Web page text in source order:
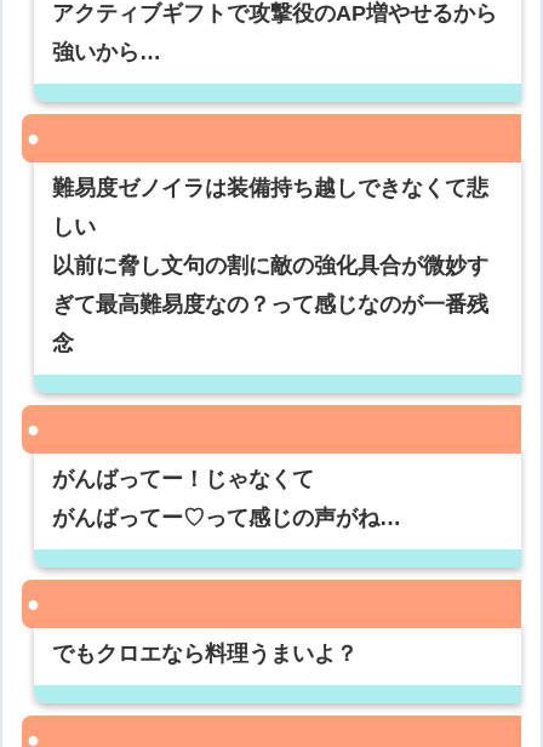
アクティブギフトで攻撃役のAP増やせるから
強いから…
難易度ゼノイラは装備持ち越しできなくて悲
しい
以前に脅し文句の割に敵の強化具合が微妙す
ぎて最高難易度なの？って感じなのが一番残
念
がんばってー！じゃなくて
がんばってー♡って感じの声がね…
でもクロエなら料理うまいよ？